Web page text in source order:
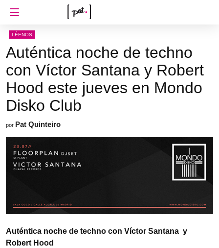
LÉENOS
Auténtica noche de techno
con Víctor Santana y Robert
Hood este jueves en Mondo
Disko Club
por Pat Quinteiro
Auténtica noche de techno con Víctor Santana y
Robert Hood